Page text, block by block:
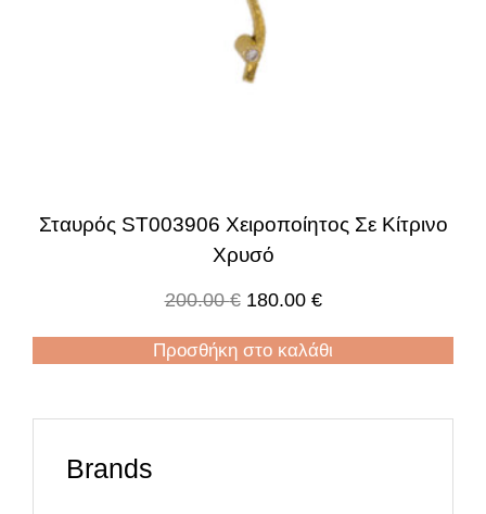
Σταυρός ST003906 Χειροποίητος Σε Κίτρινο
Χρυσό
200.00€ 180.00 €
Προσθήκη στο καλάθι
Brands